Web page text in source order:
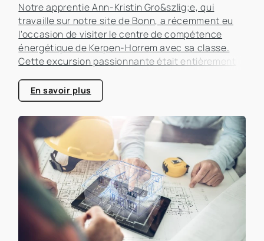
Notre apprentie Ann-Kristin Gro&szlig;e, qui
travaille sur notre site de Bonn, a récemment eu
l'occasion de visiter le centre de compétence
énergétique de Kerpen-Horrem avec sa classe.
Cette excursion passionnante était entièrement
bâtiments, un sujet qui prend de plus en plus
d'importance dans le secteur immobilier.
En savoir plus